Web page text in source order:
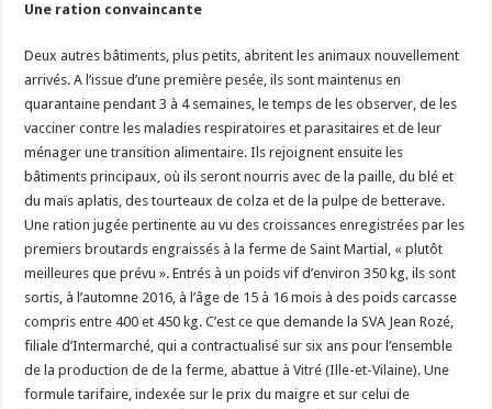
Une ration convaincante
Deux autres bâtiments, plus petits, abritent les animaux nouvellement
arrivés. A l’issue d’une première pesée, ils sont maintenus en
quarantaine pendant 3 à 4 semaines, le temps de les observer, de les
vacciner contre les maladies respiratoires et parasitaires et de leur
ménager une transition alimentaire. Ils rejoignent ensuite les
bâtiments principaux, où ils seront nourris avec de la paille, du blé et
du maïs aplatis, des tourteaux de colza et de la pulpe de betterave.
Une ration jugée pertinente au vu des croissances enregistrées par les
premiers broutards engraissés à la ferme de Saint Martial, « plutôt
meilleures que prévu ». Entrés à un poids vif d’environ 350 kg, ils sont
sortis, à l’automne 2016, à l’âge de 15 à 16 mois à des poids carcasse
compris entre 400 et 450 kg. C’est ce que demande la SVA Jean Rozé,
filiale d’Intermarché, qui a contractualisé sur six ans pour l’ensemble
de la production de de la ferme, abattue à Vitré (Ille-et-Vilaine). Une
formule tarifaire, indexée sur le prix du maigre et sur celui de